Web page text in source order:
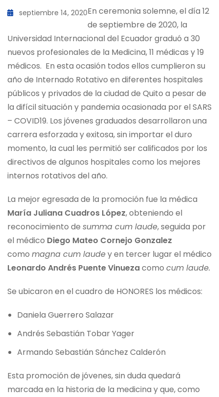
septiembre 14, 2020En ceremonia solemne, el día 12
de septiembre de 2020, la
Universidad Internacional del Ecuador graduó a 30
nuevos profesionales de la Medicina, 11 médicas y 19
médicos. En esta ocasión todos ellos cumplieron su
año de Internado Rotativo en diferentes hospitales
públicos y privados de la ciudad de Quito a pesar de
la difícil situación y pandemia ocasionada por el SARS
– COVID19. Los jóvenes graduados desarrollaron una
carrera esforzada y exitosa, sin importar el duro
momento, la cual les permitió ser calificados por los
directivos de algunos hospitales como los mejores
internos rotativos del año.
La mejor egresada de la promoción fue la médica
María Juliana Cuadros López, obteniendo el
reconocimiento de summa cum laude, seguida por
el médico Diego Mateo Cornejo Gonzalez
como magna cum laudey en tercer lugar el médico
Leonardo Andrés Puente Vinuezacomo cum laude.
Se ubicaron en el cuadro de HONORES los médicos:
Daniela Guerrero Salazar
Andrés Sebastián Tobar Yager
Armando Sebastián Sánchez Calderón
Esta promoción de jóvenes, sin duda quedará
marcada en la historia de la medicina y que, como